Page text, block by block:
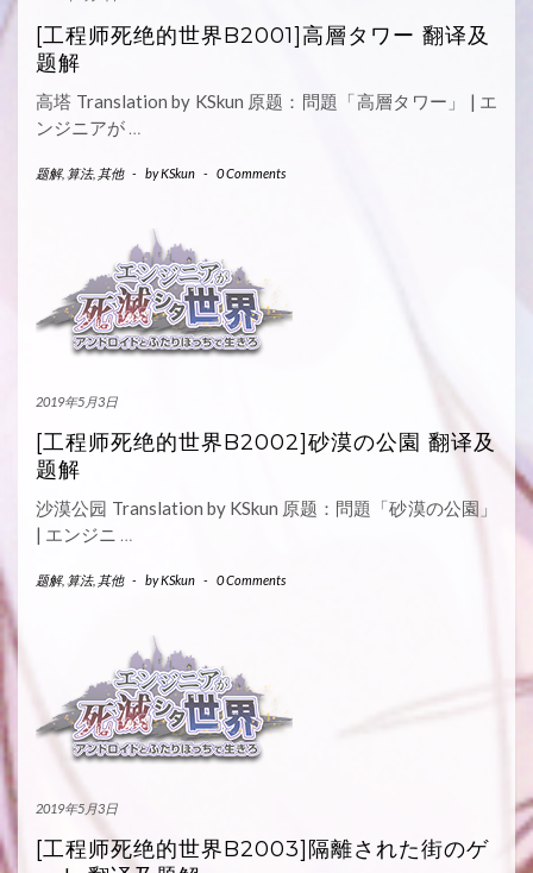
[工程师死绝的世界B2001]高層タワー 翻译及
题解
高塔 Translation by KSkun 原题：問題「高層タワー」 | エ
ンジニアが …
题解, 算法, 其他 - byKSkun - 0 Comments
2019年5月3日
[工程师死绝的世界B2002]砂漠の公園 翻译及
题解
沙漠公园 Translation by KSkun 原题：問題「砂漠の公園」
| エンジニ …
题解, 算法, 其他 - byKSkun - 0 Comments
2019年5月3日
[工程师死绝的世界B2003]隔離された街のゲ